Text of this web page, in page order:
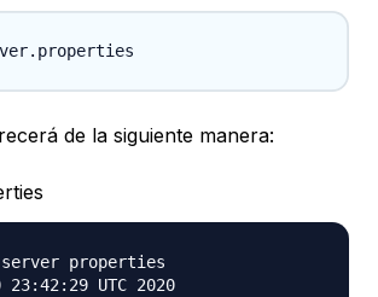
de la siguiente manera:
properties
23:42:29 UTC 2020